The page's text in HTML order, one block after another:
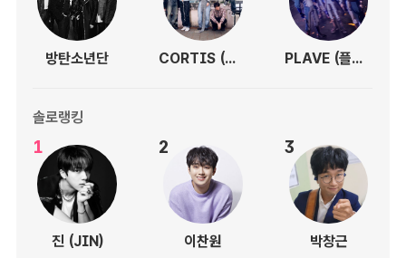
방탄소년단 CORTIS (코르티스) PLAVE (플레이브)
솔로랭킹
1
진 (JIN)
2
이찬원
3
박창근